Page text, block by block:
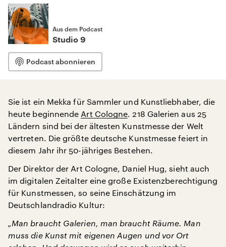
Aus dem Podcast
Studio 9
Podcast abonnieren
Sie ist ein Mekka für Sammler und Kunstliebhaber, die
heute beginnende Art Cologne. 218 Galerien aus 25
Ländern sind bei der ältesten Kunstmesse der Welt
vertreten. Die größte deutsche Kunstmesse feiert in
diesem Jahr ihr 50-jähriges Bestehen.
Der Direktor der Art Cologne, Daniel Hug, sieht auch
im digitalen Zeitalter eine große Existenzberechtigung
für Kunstmessen, so seine Einschätzung im
Deutschlandradio Kultur:
„Man braucht Galerien, man braucht Räume. Man
muss die Kunst mit eigenen Augen und vor Ort